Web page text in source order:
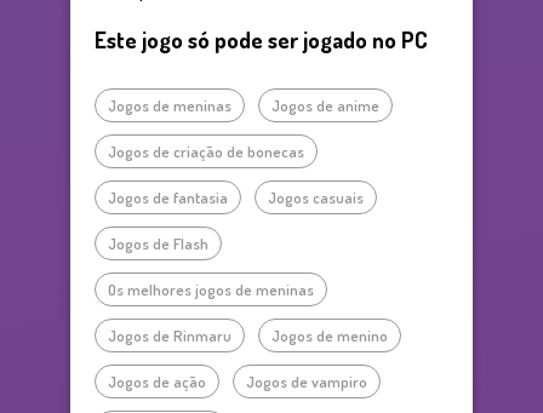
Este jogo só pode ser jogado no PC
Jogos de meninas Jogos de anime
Jogos de criação de bonecas
Jogos de fantasia Jogos casuais
Jogos de Flash
Os melhores jogos de meninas
Jogos de Rinmaru Jogos de menino
Jogos de ação Jogos de vampiro